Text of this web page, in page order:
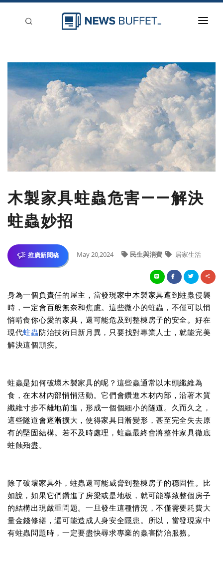
新聞稿分類
登入
刊登
木製家具蛀蟲危害——解決
蛀蟲妙招
推廣新聞稿 May 20,2024 民生與消費 居家生活
身為一個負責任的屋主，當發現家中木製家具遭到蛀蟲侵襲
時，一定會百般無奈和焦慮。這些微小的蛀蟲，不僅可以悄
悄啃食你心愛的家具，還可能危及到整棟房子的安全。好在
現代蛀蟲防治技術日新月異，只要找對專業人士，就能完美
解決這個頑疾。
蛀蟲是如何破壞木製家具的呢？這些蟲通常以木頭纖維為
食，在木材內部悄悄活動。它們會鑽進木材內部，沿著木質
纖維寸步不離地前進，形成一個個細小的隧道。久而久之，
這些隧道會逐漸擴大，使得家具日漸變形，甚至完全失去原
有的堅固結構。若不及時處理，蛀蟲最終會將整件家具徹底
蛀蝕殆盡。
除了破壞家具外，蛀蟲還可能威脅到整棟房子的穩固性。比
如說，如果它們鑽進了房梁或是地板，就可能導致整個房子
的結構出現嚴重問題。一旦發生這種情況，不僅需要耗費大
量金錢修繕，還可能造成人身安全隱患。所以，當發現家中
有蛀蟲問題時，一定要盡快尋求專業的蟲害防治服務。